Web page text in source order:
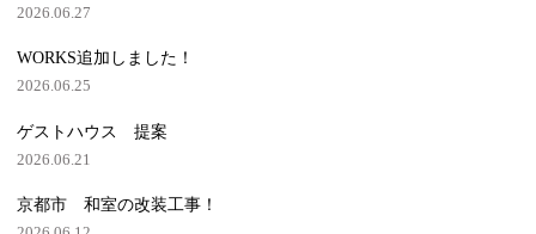
2026.06.27
WORKS追加しました！
2026.06.25
ゲストハウス 提案
2026.06.21
京都市 和室の改装工事！